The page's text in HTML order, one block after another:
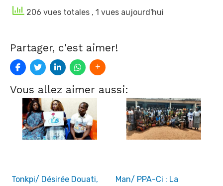
206 vues totales , 1 vues aujourd'hui
Partager, c'est aimer!
Vous allez aimer aussi:
Tonkpi/ Désirée Douati, Man/ PPA-Ci : La